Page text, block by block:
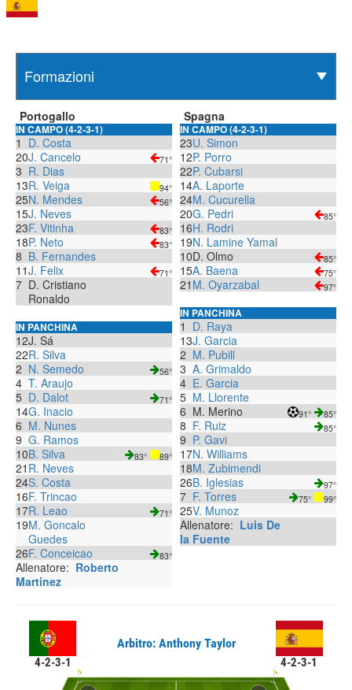
Portogallo
IN CAMPO (4-2-3-1)
1 D. Costa
20J. Cancelo 71°
3 R. Dias
13R. Veiga 94°
25N. Mendes 56°
15J. Neves
23F. Vitinha 83°
18P. Neto 83°
8 B. Fernandes
11J. Felix 71°
7 D. Cristiano
Ronaldo
IN PANCHINA
12J. Sá
22R. Silva
2 N. Semedo 56°
4 T. Araujo
5 D. Dalot 71°
14G. Inacio
6 M. Nunes
9 G. Ramos
10B. Silva 83° 89°
21 R. Neves
24S. Costa
16F. Trincao
17R. Leao 71°
19M. Goncalo
Guedes
26F. Conceicao 83°
Allenatore: Roberto
Martinez
Spagna
IN CAMPO (4-2-3-1)
23U. Simon
12P. Porro
22P. Cubarsi
14A. Laporte
24M. Cucurella
20G. Pedri 85°
16H. Rodri
19N. Lamine Yamal
10D. Olmo 85°
15A. Baena 75°
21 M. Oyarzabal 97°
IN PANCHINA
1 D. Raya
13J. Garcia
2 M. Pubill
3 A. Grimaldo
4 E. Garcia
5 M. Llorente
6 M. Merino 91° 85°
8 F. Ruiz 85°
9 P. Gavi
17N. Williams
18M. Zubimendi
26B. Iglesias 97°
7 F. Torres 75° 99°
25V. Munoz
Allenatore: Luis De
la Fuente
4-2-3-1
Arbitro: Anthony Taylor
4-2-3-1